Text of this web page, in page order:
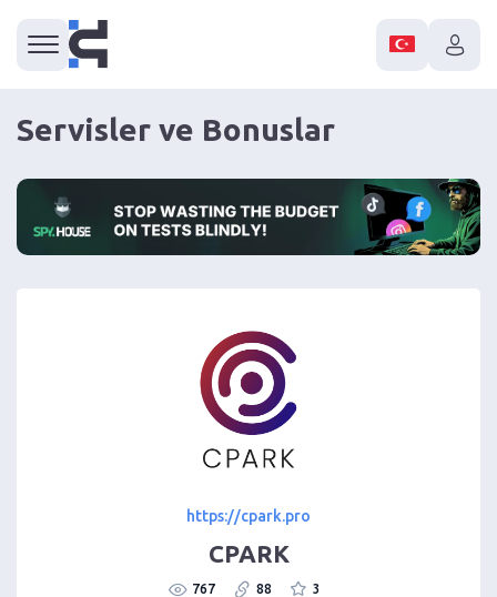
Servisler ve Bonuslar
https://cpark.pro
CPARK
767 88 3